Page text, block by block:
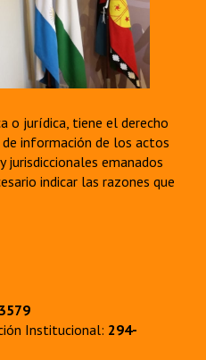
o jurídica, tiene el derecho
información de los actos
emanados
indicar las razones que
Institucional: 294-